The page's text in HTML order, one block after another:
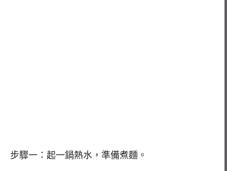
步驟一：起一鍋熱水，準備煮麵。